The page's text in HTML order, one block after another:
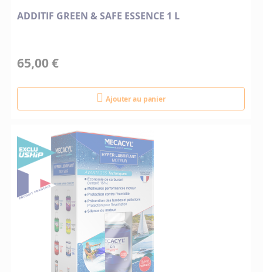
ADDITIF GREEN & SAFE ESSENCE 1 L
65,00 €
Ajouter au panier